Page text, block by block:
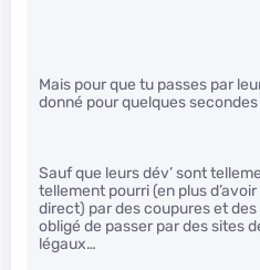
Mais pour que tu passes par
donné pour quelques
Sauf que leurs dév’ sont
tellement pourri (en plus
direct) par des coupures et
obligé de passer par des sites
légaux…